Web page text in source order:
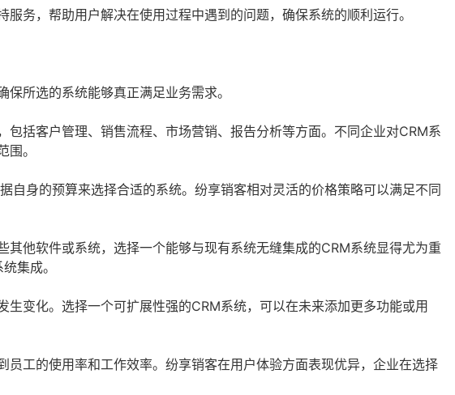
服务，帮助用户解决在使用过程中遇到的问题，确保系统的顺利运行。
所选的系统能够真正满足业务需求。
包括客户管理、销售流程、市场营销、报告分析等方面。不同企业对CRM系
。
自身的预算来选择合适的系统。纷享销客相对灵活的价格策略可以满足不同
其他软件或系统，选择一个能够与现有系统无缝集成的CRM系统显得尤为重
集成。
生变化。选择一个可扩展性强的CRM系统，可以在未来添加更多功能或用
员工的使用率和工作效率。纷享销客在用户体验方面表现优异，企业在选择